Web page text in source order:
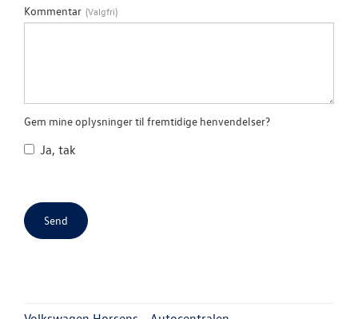
Kommentar
Gem mine oplysninger til fremtidige henvendelser?
Ja, tak